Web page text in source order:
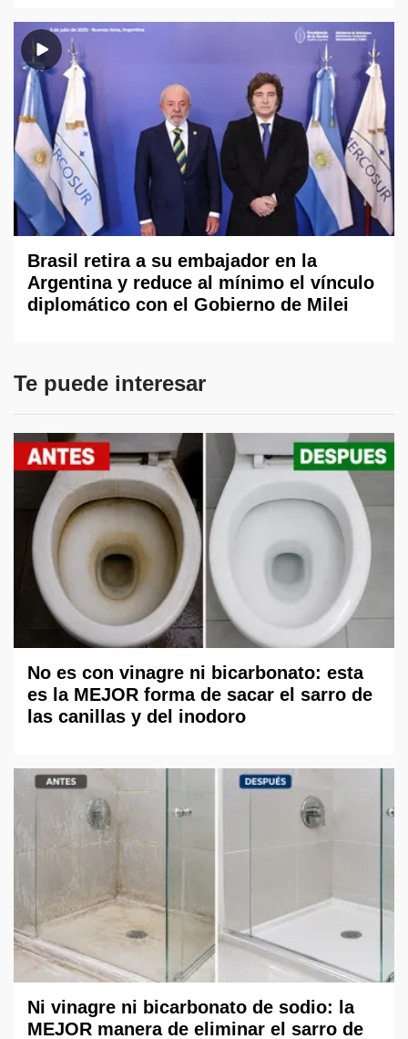
Brasil retira a su embajador en la
Argentina y reduce al mínimo el vínculo
diplomático con el Gobierno de Milei
Te puede interesar
No es con vinagre ni bicarbonato: esta
es la MEJOR forma de sacar el sarro de
las canillas y del inodoro
Ni vinagre ni bicarbonato de sodio: la
MEJOR manera de eliminar el sarro de